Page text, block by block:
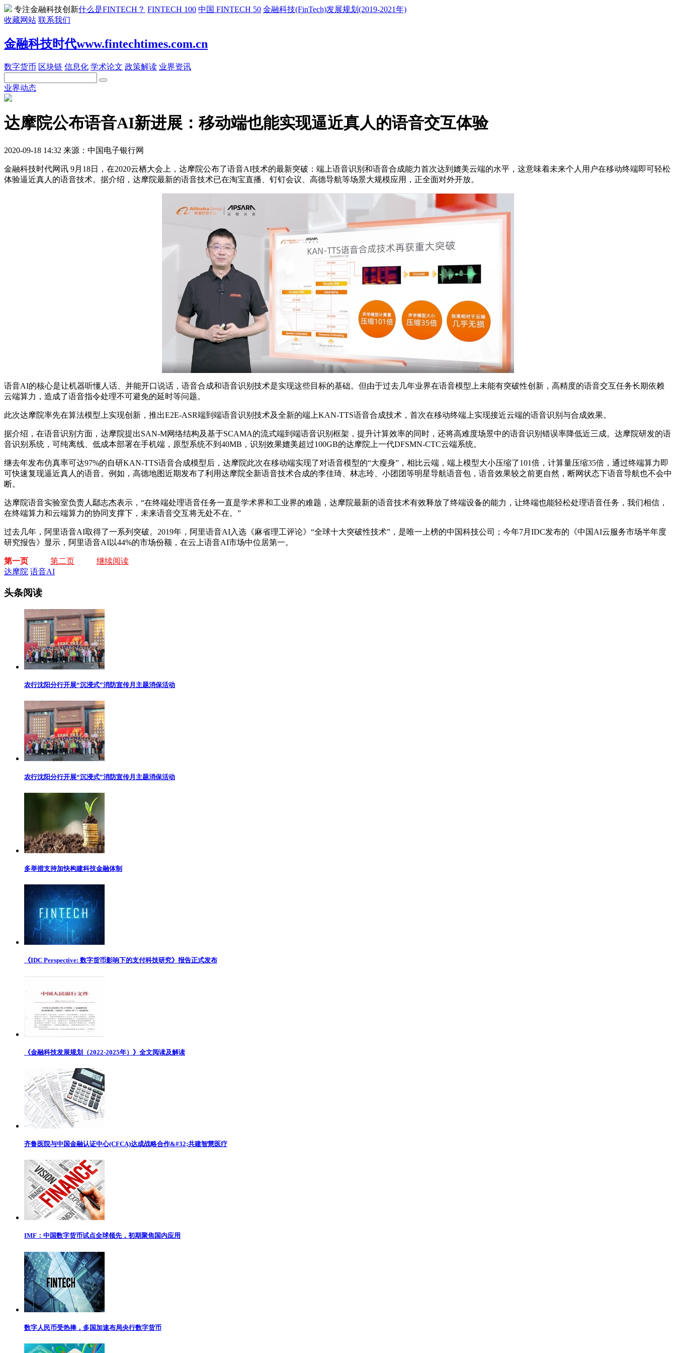
专注金融科技创新什么是FINTECH？ FINTECH 100 中国 FINTECH 50 金融科技(FinTech)发展规划(2019-2021年)
收藏网站 联系我们
金融科技时代www.fintechtimes.com.cn
数字货币 区块链 信息化 学术论文 政策解读 业界资讯
业界动态
达摩院公布语音AI新进展：移动端也能实现逼近真人的语音交互体验
2020-09-18 14:32 来源：中国电子银行网
金融科技时代网讯 9月18日，在2020云栖大会上，达摩院公布了语音AI技术的最新突破：端上语音识别和语音合成能力首次达到媲美云端的水平，这意味着未来个人用户在移动终端即可轻松
体验逼近真人的语音技术。据介绍，达摩院最新的语音技术已在淘宝直播、钉钉会议、高德导航等场景大规模应用，正全面对外开放。
语音AI的核心是让机器听懂人话、并能开口说话，语音合成和语音识别技术是实现这些目标的基础。但由于过去几年业界在语音模型上未能有突破性创新，高精度的语音交互任务长期依赖
云端算力，造成了语音指令处理不可避免的延时等问题。
此次达摩院率先在算法模型上实现创新，推出E2E-ASR端到端语音识别技术及全新的端上KAN-TTS语音合成技术，首次在移动终端上实现接近云端的语音识别与合成效果。
据介绍，在语音识别方面，达摩院提出SAN-M网络结构及基于SCAMA的流式端到端语音识别框架，提升计算效率的同时，还将高难度场景中的语音识别错误率降低近三成。达摩院研发的语
音识别系统，可纯离线、低成本部署在手机端，原型系统不到40MB，识别效果媲美超过100GB的达摩院上一代DFSMN-CTC云端系统。
继去年发布仿真率可达97%的自研KAN-TTS语音合成模型后，达摩院此次在移动端实现了对语音模型的“大瘦身”，相比云端，端上模型大小压缩了101倍，计算量压缩35倍，通过终端算力即
可快速复现逼近真人的语音。例如，高德地图近期发布了利用达摩院全新语音技术合成的李佳琦、林志玲、小团团等明星导航语音包，语音效果较之前更自然，断网状态下语音导航也不会中
断。
达摩院语音实验室负责人鄢志杰表示，“在终端处理语音任务一直是学术界和工业界的难题，达摩院最新的语音技术有效释放了终端设备的能力，让终端也能轻松处理语音任务，我们相信，
在终端算力和云端算力的协同支撑下，未来语音交互将无处不在。”
过去几年，阿里语音AI取得了一系列突破。2019年，阿里语音AI入选《麻省理工评论》“全球十大突破性技术”，是唯一上榜的中国科技公司；今年7月IDC发布的《中国AI云服务市场半年度
研究报告》显示，阿里语音AI以44%的市场份额，在云上语音AI市场中位居第一。
第一页 第二页
继续阅读
达摩院 语音AI
头条阅读
农行沈阳分行开展“沉浸式”消防宣传月主题消保活动
农行沈阳分行开展“沉浸式”消防宣传月主题消保活动
多举措支持加快构建科技金融体制
《IDC Perspective: 数字货币影响下的支付科技研究》报告正式发布
《金融科技发展规划（2022-2025年）》全文阅读及解读
齐鲁医院与中国金融认证中心(CFCA)达成战略合作&#32;共建智慧医疗
IMF：中国数字货币试点全球领先，初期聚焦国内应用
数字人民币受热捧，多国加速布局央行数字货币